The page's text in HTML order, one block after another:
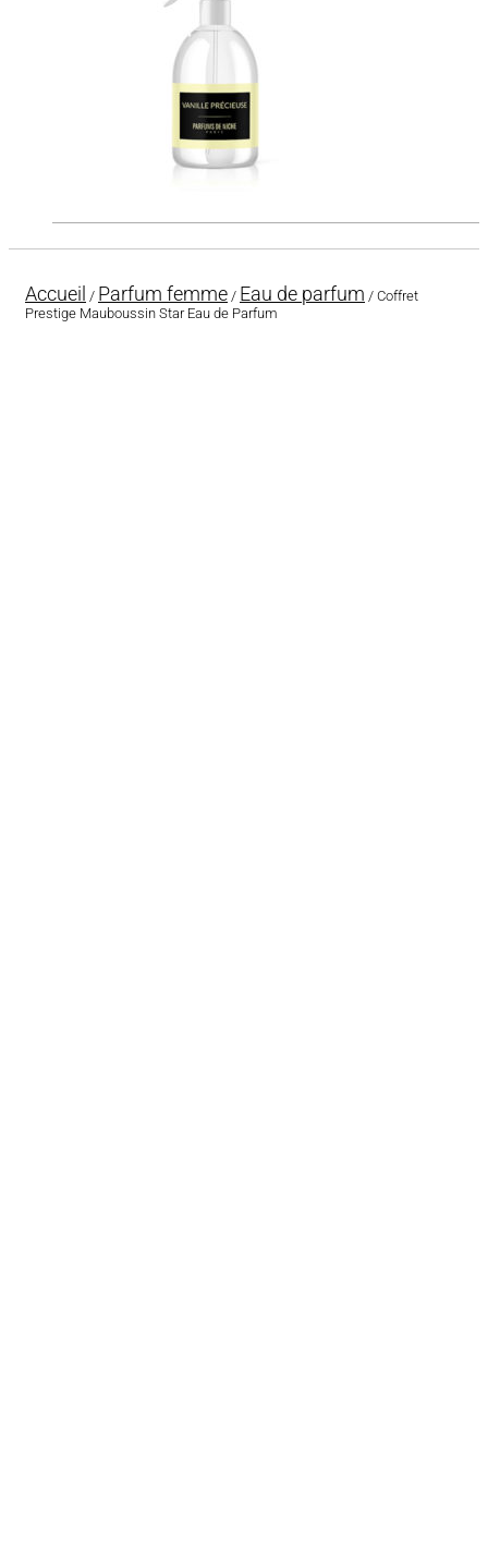
Accueil / Parfum femme / Eau de parfum / Coffret
Prestige Mauboussin Star Eau de Parfum